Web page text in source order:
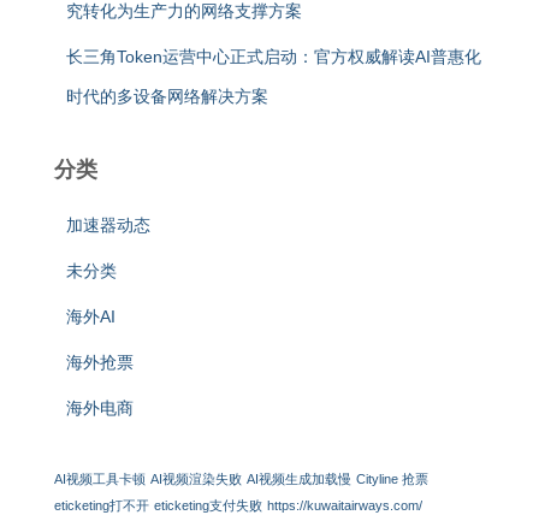
究转化为生产力的网络支撑方案
长三角Token运营中心正式启动：官方权威解读AI普惠化
时代的多设备网络解决方案
分类
加速器动态
未分类
海外AI
海外抢票
海外电商
AI视频工具卡顿 AI视频渲染失败 AI视频生成加载慢 Cityline 抢票
eticketing打不开 eticketing支付失败 https://kuwaitairways.com/